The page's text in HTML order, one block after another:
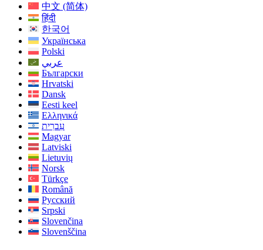
中文 (简体)
हिंदी
한국어
Українська
Polski
عربي
Български
Hrvatski
Dansk
Eesti keel
Ελληνικά
עִברִית
Magyar
Latviski
Lietuvių
Norsk
Türkçe
Română
Русский
Srpski
Slovenčina
Slovenščina